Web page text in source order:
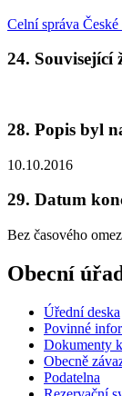
Celní správa
24. Související
28. Popis byl
10.10.2016
29. Datum
Bez časového
Obecní
Úřední deska
Povinné
Dokumenty
Obecně
Podatelna